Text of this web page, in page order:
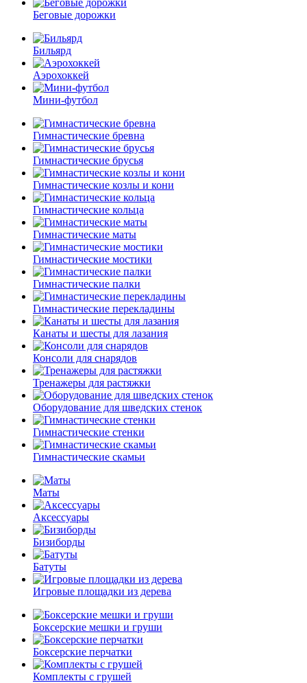
Беговые дорожки
Бильярд
Аэрохоккей
Мини-футбол
Гимнастические бревна
Гимнастические брусья
Гимнастические козлы и кони
Гимнастические кольца
Гимнастические маты
Гимнастические мостики
Гимнастические палки
Гимнастические перекладины
Канаты и шесты для лазания
Консоли для снарядов
Тренажеры для растяжки
Оборудование для шведских стенок
Гимнастические стенки
Гимнастические скамьи
Маты
Аксессуары
Бизиборды
Батуты
Игровые площадки из дерева
Боксерские мешки и груши
Боксерские перчатки
Комплекты с грушей